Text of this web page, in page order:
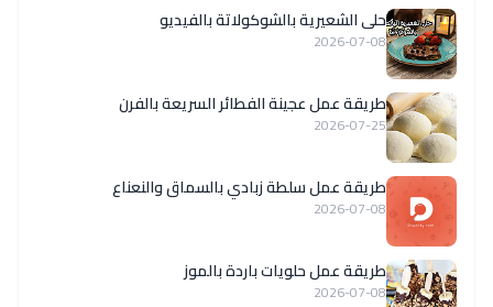
حلى الشعيرية بالشوكولاتة بالفيديو
2026-07-08
طريقة عمل عجينة الفطائر السريعة بالفرن
2026-07-25
طريقة عمل سلطة زبادي بالسماق والنعناع
2026-07-08
طريقة عمل حلويات باردة بالموز
2026-07-08